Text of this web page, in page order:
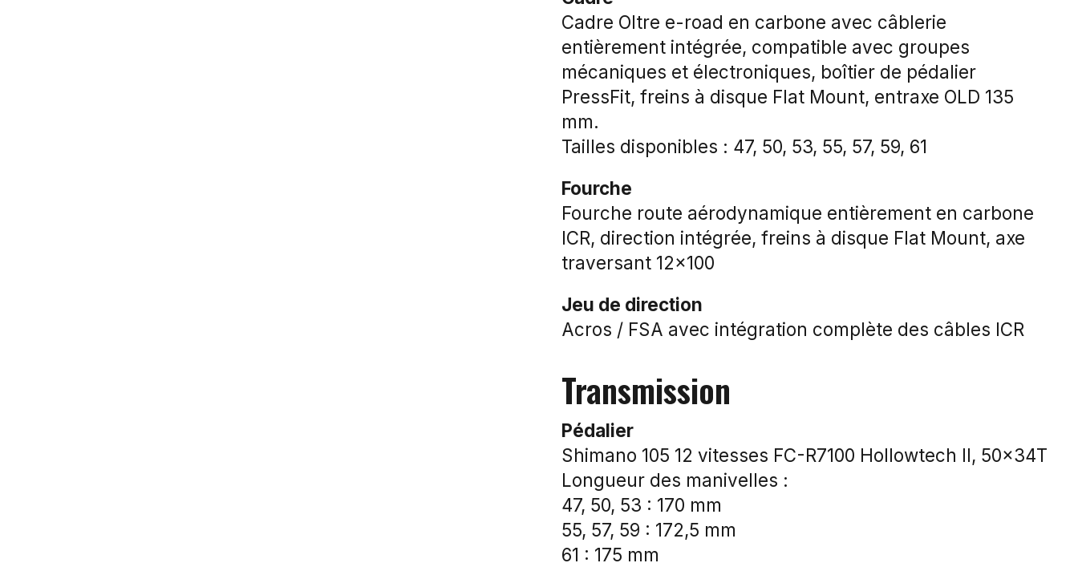
Cadre Oltre e-road en carbone avec câblerie
entièrement intégrée, compatible avec groupes
mécaniques et électroniques, boîtier de pédalier
PressFit, freins à disque Flat Mount, entraxe OLD 135
mm.
Tailles disponibles : 47, 50, 53, 55, 57, 59, 61
Fourche
Fourche route aérodynamique entièrement en carbone
ICR, direction intégrée, freins à disque Flat Mount, axe
traversant 12×100
Jeu de direction
Acros / FSA avec intégration complète des câbles ICR
Transmission
Pédalier
Shimano 105 12 vitesses FC-R7100 Hollowtech II, 50x34T
Longueur des manivelles :
47, 50, 53 : 170 mm
55, 57, 59 : 172,5 mm
61 : 175 mm